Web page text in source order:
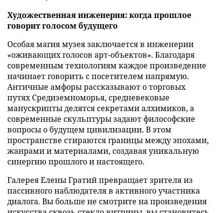
Художественная инженерия: когда прошлое
говорит голосом будущего
Особая магия музея заключается в инженерии
«оживающих голосов арт-объектов». Благодаря
современным технологиям каждое произведение
начинает говорить с посетителем напрямую.
Античные амфоры рассказывают о торговых
путях Средиземноморья, средневековые
манускрипты делятся секретами алхимиков, а
современные скульптуры задают философские
вопросы о будущем цивилизации. В этом
пространстве стираются границы между эпохами,
жанрами и материалами, создавая уникальную
синергию прошлого и настоящего.
Галерея Елены Гратий превращает зрителя из
пассивного наблюдателя в активного участника
диалога. Вы больше не смотрите на произведения